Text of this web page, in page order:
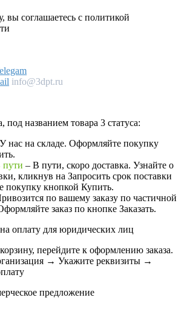
вы соглашаетесь с политикой
info@3dpt.ru
под названием товара 3 статуса:
нас на складе. Оформляйте покупку
пути – В пути, скоро доставка. Узнайте о
кликнув на Запросить cрок поставки
покупку кнопкой Купить.
по вашему заказу по частичной
заказ по кнопке Заказать.
оплату для юридических лиц
перейдите к оформлению заказа.
→ Укажите реквизиты →
предложение